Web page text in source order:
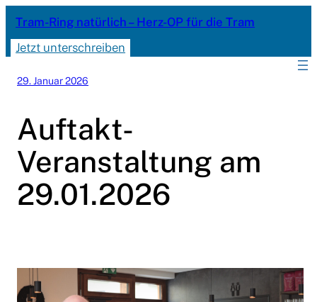
Inhalt
springen
Tram-Ring natürlich – Herz-OP für die Tram
Jetzt unterschreiben
29. Januar 2026
Auftakt-
Veranstaltung am
29.01.2026